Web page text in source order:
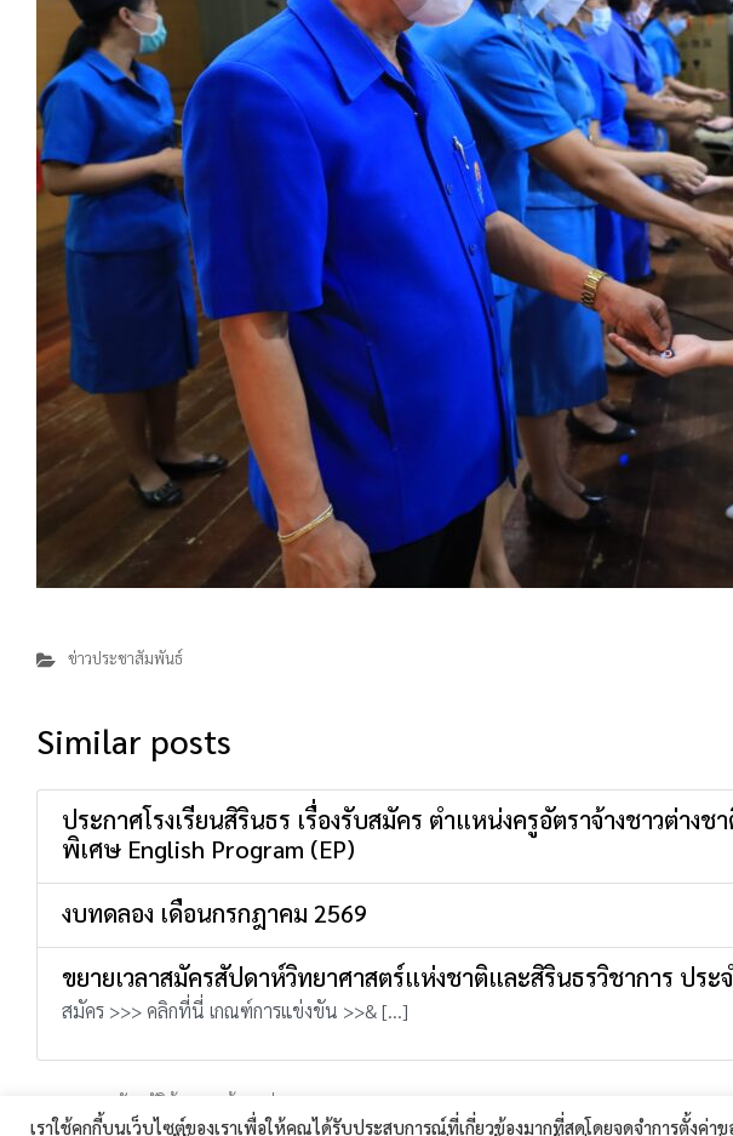
ข่าวประชาสัมพันธ์
Similar posts
ประกาศโรงเรียนสิรินธร เรื่องรับสมัคร ตำแหน่งครูอัตราจ้างชาวต่าง
พิเศษ English Program (EP)
งบทดลอง เดือนกรกฎาคม 2569
ขยายเวลาสมัครสัปดาห์วิทยาศาสตร์แห่งชาติและสิรินธรวิชาการ ประ
สมัคร >>> คลิกที่นี่ เกณฑ์การแข่งขัน >>& […]
พระราชบัญญัติคุ้มครองข้อมูลส่วนบุคคล พ.ศ. 2562
โรงเรียนสิรินธร 360 ถนนเทศบาล 1 ตำบลในเมือง อำเภอเมืองสุรินทร์ จังหวั
เราใช้คุกกี้บนเว็บไซต์ของเราเพื่อให้คุณได้รับประสบการณ์ที่เกี่ยวข้องมากที่สุดโดยจดจำการตั้งค่